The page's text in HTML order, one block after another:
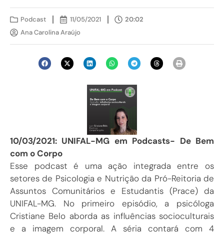
Podcast 11/05/2021
20:02
Ana Carolina Araújo
10/03/2021: UNIFAL-MG em Podcasts- De Bem
com o Corpo
Esse podcast é uma ação integrada entre os
setores de Psicologia e Nutrição da Pró-Reitoria de
Assuntos Comunitários e Estudantis (Prace) da
UNIFAL-MG. No primeiro episódio, a psicóloga
Cristiane Belo aborda as influências socioculturais
e a imagem corporal. A séria contará com 4